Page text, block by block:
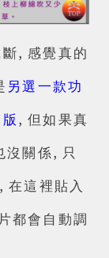
, 感覺真的
另選一款功
, 但如果真
沒關係, 只
在這裡貼入
都會自動調